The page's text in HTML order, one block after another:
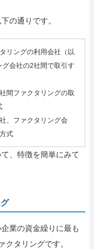
の通りです。
リングの利用会社（以
会社の2社間で取引す
間ファクタリングの取
、ファクタリング会
式
、特徴を簡単にみて
業の資金繰りに最も
クタリングです。